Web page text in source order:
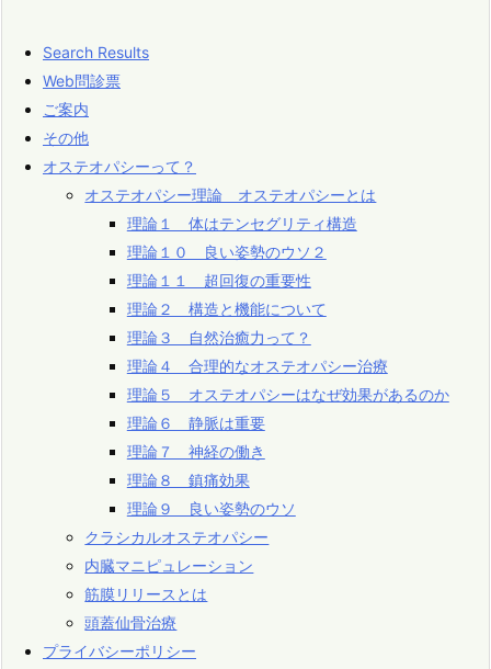
Search Results
Web問診票
ご案内
その他
オステオパシーって？
オステオパシー理論 オステオパシーとは
理論１ 体はテンセグリティ構造
理論１０ 良い姿勢のウソ２
理論１１ 超回復の重要性
理論２ 構造と機能について
理論３ 自然治癒力って？
理論４ 合理的なオステオパシー治療
理論５ オステオパシーはなぜ効果があるのか
理論６ 静脈は重要
理論７ 神経の働き
理論８ 鎮痛効果
理論９ 良い姿勢のウソ
クラシカルオステオパシー
内臓マニピュレーション
筋膜リリースとは
頭蓋仙骨治療
プライバシーポリシー